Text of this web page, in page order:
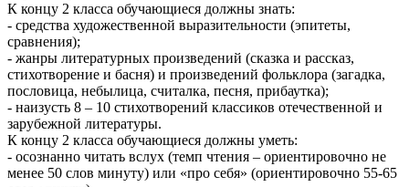
К концу 2 класса обучающиеся должны знать:
- средства художественной выразительности (эпитеты,
сравнения);
- жанры литературных произведений (сказка и рассказ,
стихотворение и басня) и произведений фольклора (загадка,
пословица, небылица, считалка, песня, прибаутка);
- наизусть 8 – 10 стихотворений классиков отечественной и
зарубежной литературы.
К концу 2 класса обучающиеся должны уметь:
- осознанно читать вслух (темп чтения – ориентировочно не
менее 50 слов минуту) или «про себя» (ориентировочно 55-65